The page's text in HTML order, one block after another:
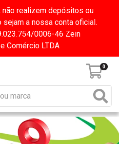
não realizem depósitos ou
sejam a nossa conta oficial.
0006-46 Zein
Comércio LTDA
0